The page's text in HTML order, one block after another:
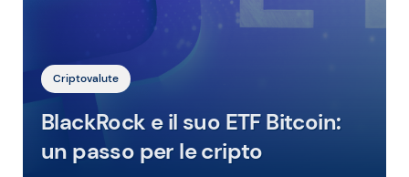
Criptovalute
BlackRock e il suo ETF Bitcoin:
un passo per le cripto